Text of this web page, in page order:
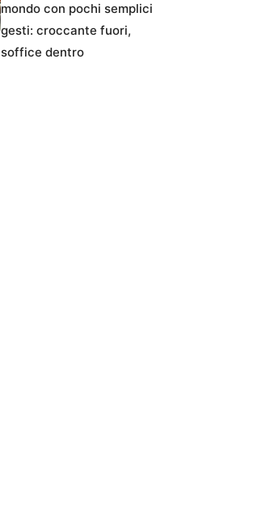
mondo con pochi semplici
gesti: croccante fuori,
soffice dentro